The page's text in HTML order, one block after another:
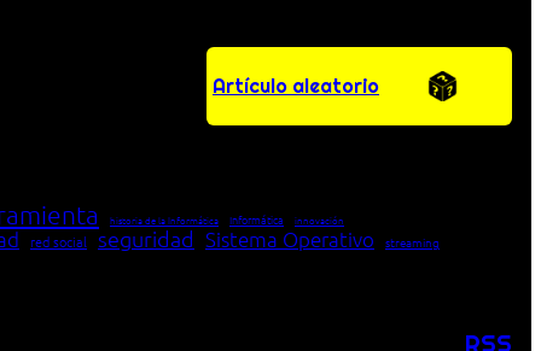
Artículo aleatorio
historia de la Informática Informática innovación
red social seguridad Sistema Operativo streaming
RSS